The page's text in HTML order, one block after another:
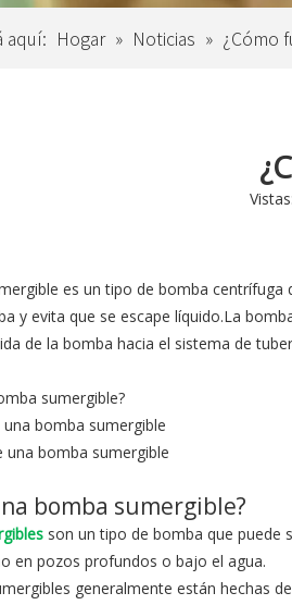
aquí: Hogar » Noticias » ¿Cómo
Vistas:
es un tipo de bomba
y evita que se escape líquido.La
de la bomba hacia el sistema de
sumergible?
bomba sumergible
una bomba sumergible
bomba sumergible?
son un tipo de bomba que puede
en pozos profundos o bajo el agua.
generalmente están hechas